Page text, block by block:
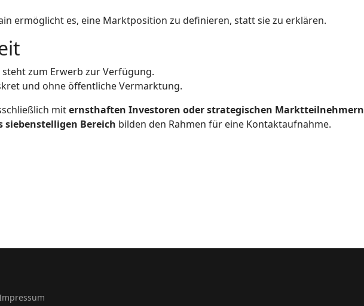
ermöglicht es, eine Marktposition zu definieren, statt sie zu erklären.
steht zum Erwerb zur Verfügung.
und ohne öffentliche Vermarktung.
miternsthaften Investoren oder strategischen Marktteilnehmern
siebenstelligen Bereich bilden den Rahmen für eine Kontaktaufnahme.